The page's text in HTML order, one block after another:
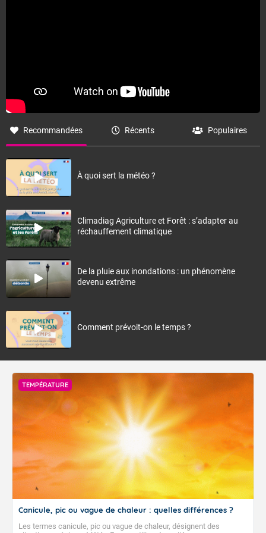
Recommandées Récents Populaires
À quoi sert la météo ?
Climadiag Agriculture et Forêt : s’adapter au
réchauffement climatique
De la pluie aux inondations : un phénomène
devenu extrême
Comment prévoit-on le temps ?
TEMPÉRATURE
Canicule, pic ou vague de chaleur : quelles différences ?
Les termes canicule, pic ou vague de chaleur, désignent des